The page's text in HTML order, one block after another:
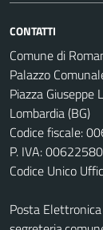
CONTATTI
Comune di
Palazzo
Piazza
Lombardia (BG)
Codice fiscale:
P. IVA:
Codice Unico
Posta